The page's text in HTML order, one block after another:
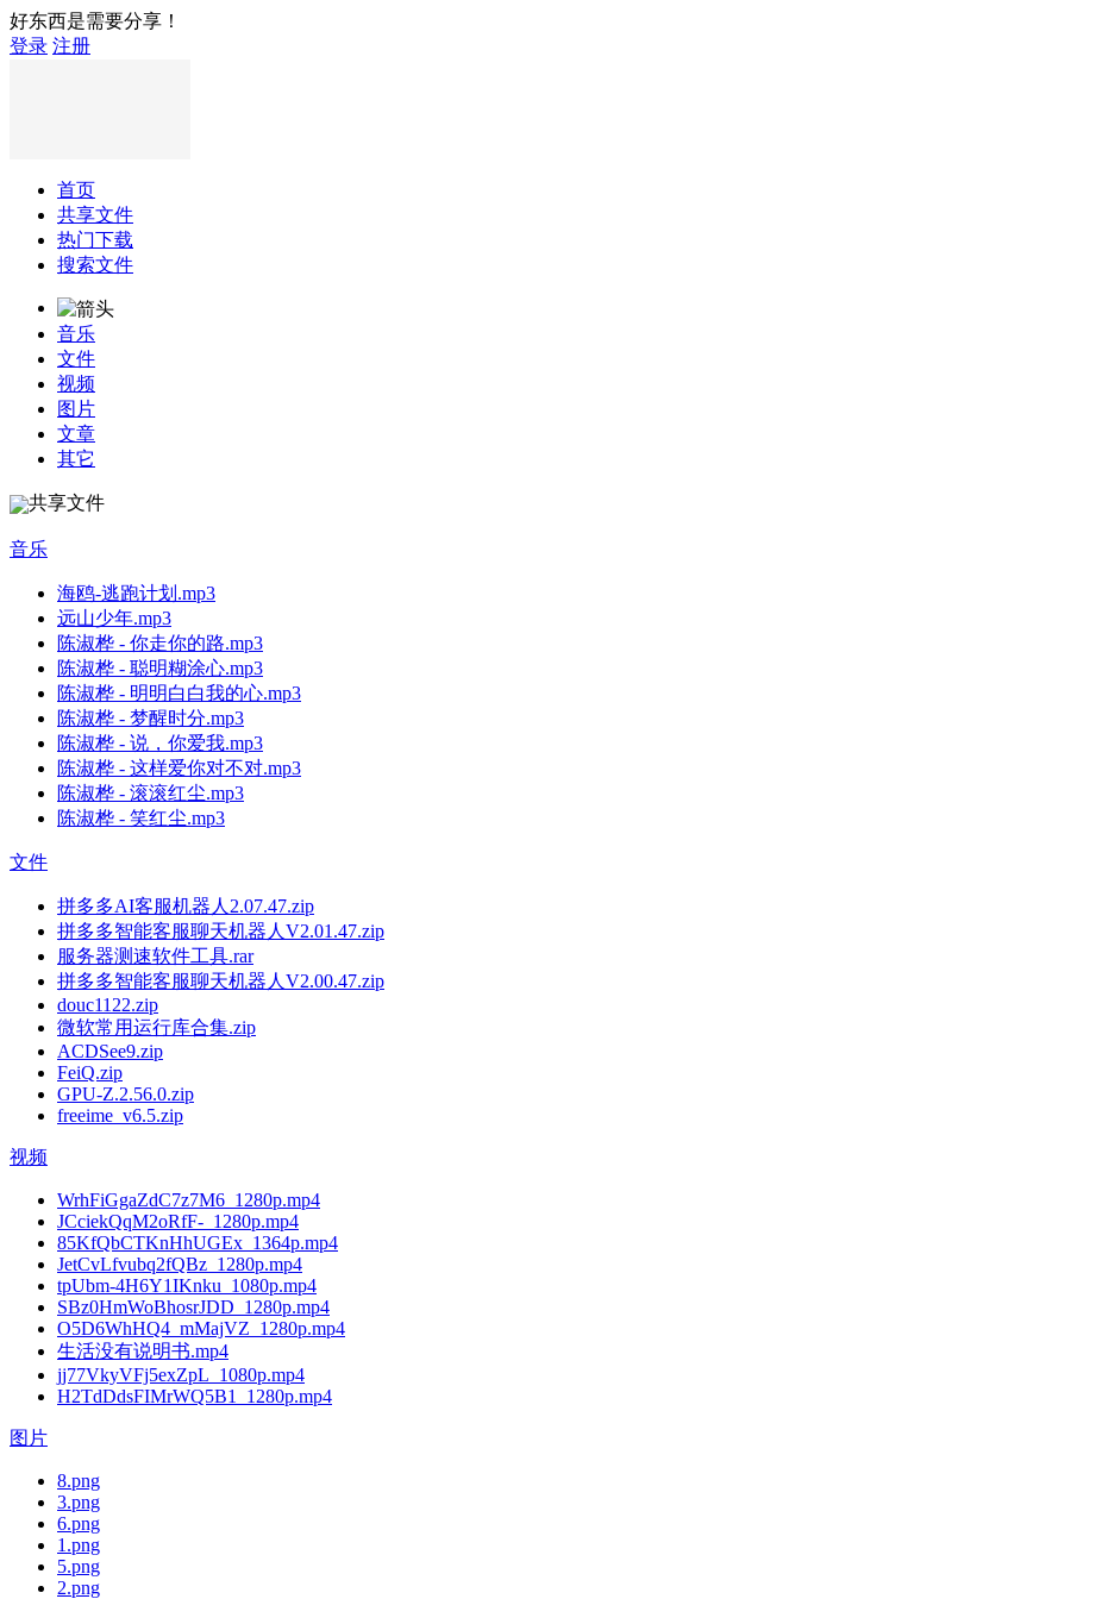
好东西是需要分享！
登录 注册
首页
共享文件
热门下载
搜索文件
音乐
文件
视频
图片
文章
其它
共享文件
音乐
海鸥-逃跑计划.mp3
远山少年.mp3
陈淑桦 - 你走你的路.mp3
陈淑桦 - 聪明糊涂心.mp3
陈淑桦 - 明明白白我的心.mp3
陈淑桦 - 梦醒时分.mp3
陈淑桦 - 说，你爱我.mp3
陈淑桦 - 这样爱你对不对.mp3
陈淑桦 - 滚滚红尘.mp3
陈淑桦 - 笑红尘.mp3
文件
拼多多AI客服机器人2.07.47.zip
拼多多智能客服聊天机器人V2.01.47.zip
服务器测速软件工具.rar
拼多多智能客服聊天机器人V2.00.47.zip
douc1122.zip
微软常用运行库合集.zip
ACDSee9.zip
FeiQ.zip
GPU-Z.2.56.0.zip
freeime_v6.5.zip
视频
WrhFiGgaZdC7z7M6_1280p.mp4
JCciekQqM2oRfF-_1280p.mp4
85KfQbCTKnHhUGEx_1364p.mp4
JetCvLfvubq2fQBz_1280p.mp4
tpUbm-4H6Y1IKnku_1080p.mp4
SBz0HmWoBhosrJDD_1280p.mp4
O5D6WhHQ4_mMajVZ_1280p.mp4
生活没有说明书.mp4
jj77VkyVFj5exZpL_1080p.mp4
H2TdDdsFIMrWQ5B1_1280p.mp4
图片
8.png
3.png
6.png
1.png
5.png
2.png